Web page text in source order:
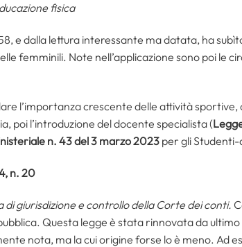
fisica
e dalla lettura interessante ma datata, ha
femminili. Note nell’applicazione sono poi le
l’importanza crescente delle attività
poi l’introduzione del docente specialista (
n. 43 del 3 marzo 2023per gli
n. 20
di giurisdizione e controllo della Corte dei conti.
Questa legge è stata rinnovata da
nota, ma la cui origine forse lo è meno. Ad